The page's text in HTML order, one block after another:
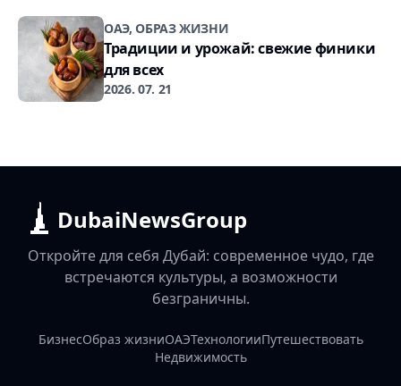
ОАЭ, ОБРАЗ ЖИЗНИ
Традиции и урожай: свежие финики
для всех
2026. 07. 21
DubaiNewsGroup
Откройте для себя Дубай: современное чудо, где
встречаются культуры, а возможности
безграничны.
БизнесОбраз жизниОАЭТехнологииПутешествовать
Недвижимость